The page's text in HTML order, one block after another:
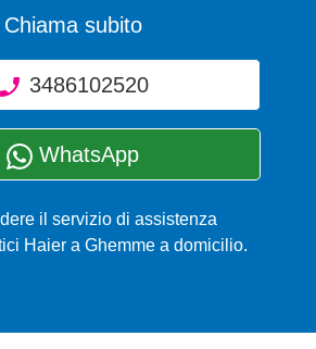
Chiama subito
3486102520
WhatsApp
il servizio di assistenza
Haier a Ghemme a domicilio.